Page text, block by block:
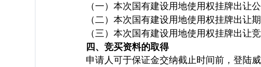
（一）本次国有建设用地使用权挂牌出让
（二）本次国有建设用地使用权挂牌出让
（三）本次国有建设用地使用权挂牌出让
四、竞买资料的取得
申请人可于保证金交纳截止时间前，登陆